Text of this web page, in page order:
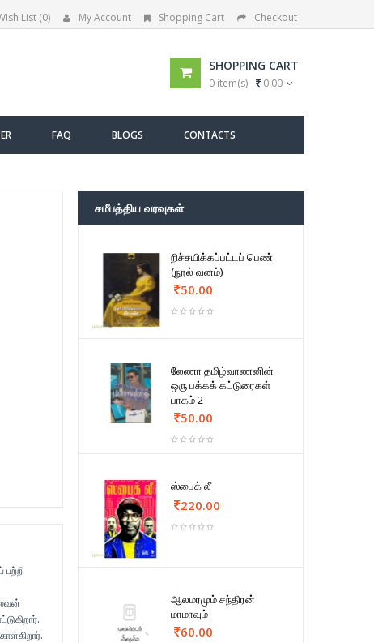
List (0) My Account Shopping Cart Checkout
SHOPPING CART
0 item(s) - 0.00
FAQ BLOGS CONTACTS
சமீபத்திய வரவுகள்
நிச்சயிக்கப்பட்டப் பெண்
(நூல் வனம்)
50.00
லேணா தமிழ்வாணனின்
ஒரு பக்கக் கட்டுரைகள்
பாகம் 2
50.00
ஸ்பைக் லீ
220.00
ஆலமரமும் சந்திரன்
மாமாவும்
60.00